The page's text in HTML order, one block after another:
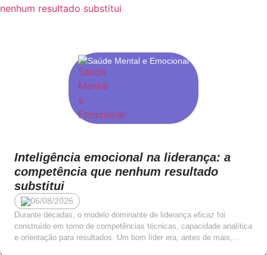
Saúde Mental e Emocional
Inteligência emocional na liderança: a
competência que nenhum resultado
substitui
06/08/2026
Durante décadas, o modelo dominante de liderança eficaz foi
construído em torno de competências técnicas, capacidade analítica
e orientação para resultados. Um bom líder era, antes de mais,